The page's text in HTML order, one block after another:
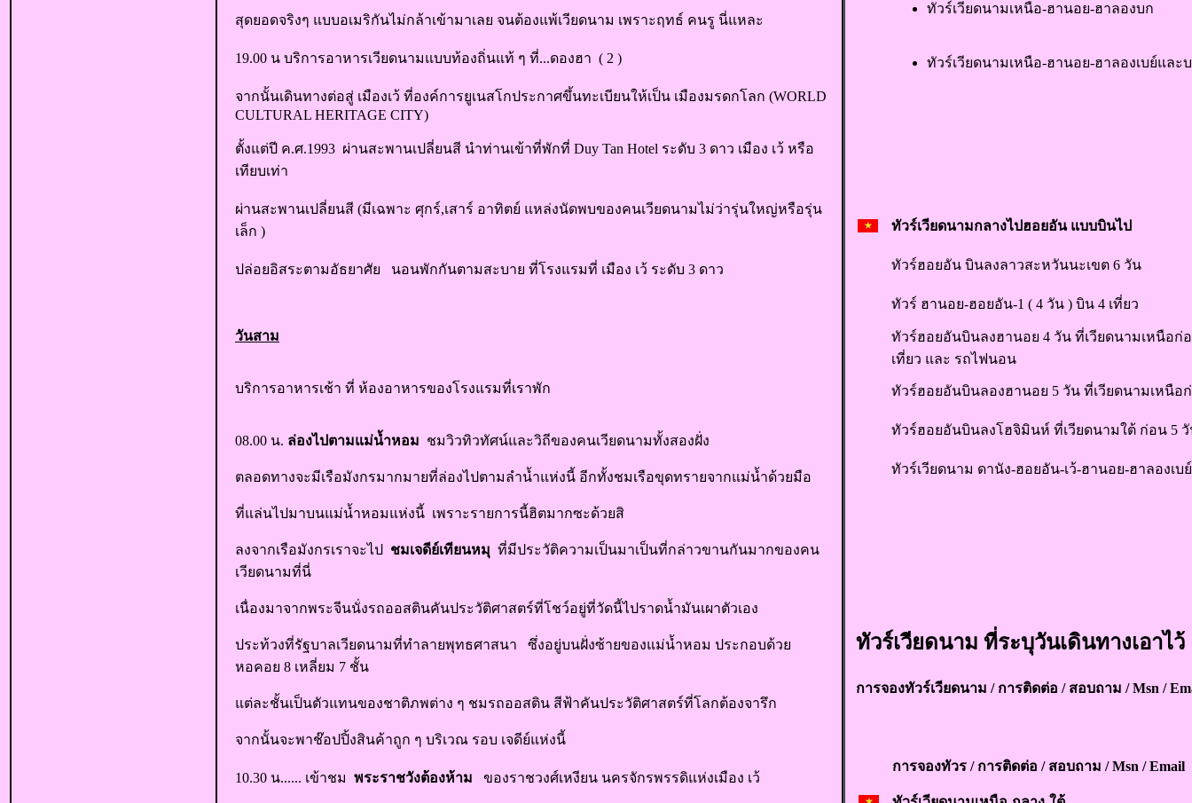
สุดยอดจริงๆ แบบอเมริกันไม่กล้าเข้ามาเลย จนต้องแพ้เวียดนาม เพราะฤทธ์ คนรู นี่แหละ
19.00 น บริการอาหารเวียดนามแบบท้องถิ่นแท้ ๆ ที่...ดองฮา ( 2 )
จากนั้นเดินทางต่อสู่ เมืองเว้ ที่องค์การยูเนสโกประกาศขึ้นทะเบียนให้เป็น เมืองมรดกโลก (WORLD
CULTURAL HERITAGE CITY)
ตั้งแต่ปี ค.ศ.1993 ผ่านสะพานเปลี่ยนสี นำท่านเข้าที่พักที่ Duy Tan Hotel ระดับ 3 ดาว เมือง เว้ หรือ
เทียบเท่า
ผ่านสะพานเปลี่ยนสี (มีเฉพาะ ศุกร์,เสาร์ อาทิตย์ แหล่งนัดพบของคนเวียดนามไม่ว่ารุ่นใหญ่หรือรุ่น
เล็ก )
ปล่อยอิสระตามอัธยาศัย นอนพักกันตามสะบาย ที่โรงแรมที่ เมือง เว้ ระดับ 3 ดาว
วันสาม
บริการอาหารเช้า ที่ ห้องอาหารของโรงแรมที่เราพัก
08.00 น. ล่องไปตามแม่น้ำหอม ชมวิวทิวทัศน์และวิถีของคนเวียดนามทั้งสองฝั่ง
ตลอดทางจะมีเรือมังกรมากมายที่ล่องไปตามลำน้ำแห่งนี้ อีกทั้งชมเรือขุดทรายจากแม่น้ำด้วยมือ
ที่แล่นไปมาบนแม่น้ำหอมแห่งนี้ เพราะรายการนี้ฮิตมากซะด้วยสิ
ลงจากเรือมังกรเราจะไป ชมเจดีย์เทียนหมุ ที่มีประวัติความเป็นมาเป็นที่กล่าวขานกันมากของคน
เวียดนามที่นี่
เนื่องมาจากพระจีนนั่งรถออสตินคันประวัติศาสตร์ที่โชว์อยู่ที่วัดนี้ไปราดน้ำมันเผาตัวเอง
ประท้วงที่รัฐบาลเวียดนามที่ทำลายพุทธศาสนา ซึ่งอยู่บนฝั่งซ้ายของแม่น้ำหอม ประกอบด้วย
หอคอย 8 เหลี่ยม 7 ชั้น
แต่ละชั้นเป็นตัวแทนของชาติภพต่าง ๆ ชมรถออสติน สีฟ้าคันประวัติศาสตร์ที่โลกต้องจารึก
จากนั้นจะพาช๊อปปิ้งสินค้าถูก ๆ บริเวณ รอบ เจดีย์แห่งนี้
10.30 น...... เข้าชม พระราชวังต้องห้าม ของราชวงศ์เหงียน นครจักรพรรดิแห่งเมือง เว้
ทัวร์เวียดนามเหนือ-ฮานอย-ฮาลองบก
ทัวร์เวียดนามเหนือ-ฮานอย-ฮาลองเบย์และ
ทัวร์เวียดนามกลางไปฮอยอัน แบบบินไป
ทัวร์ฮอยอัน บินลงลาวสะหวันนะเขต 6 วัน
ทัวร์ ฮานอย-ฮอยอัน-1 ( 4 วัน ) บิน 4 เที่ยว
ทัวร์ฮอยอันบินลงฮานอย 4 วัน ที่เวียดนามเหนือก่
เที่ยว และ รถไฟนอน
ทัวร์ฮอยอันบินลองฮานอย 5 วัน ที่เวียดนามเหนือ
ทัวร์ฮอยอันบินลงโฮจิมินห์ ที่เวียดนามใต้ ก่อน 5
ทัวร์เวียดนาม ดานัง-ฮอยอัน-เว้-ฮานอย-ฮาลองเบ
ทัวร์เวียดนาม ที่ระบุวันเดินทางเอาไว้
การจองทัวร์เวียดนาม /การติดต่อ / สอบถาม / Msn /
การจองทัวร / การติดต่อ / สอบถาม / Msn / Email